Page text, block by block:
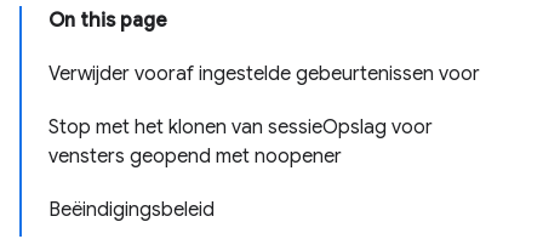
On this page
Verwijder vooraf ingestelde gebeurtenissen voor
Stop met het klonen van sessieOpslag voor
vensters geopend met noopener
Beëindigingsbeleid